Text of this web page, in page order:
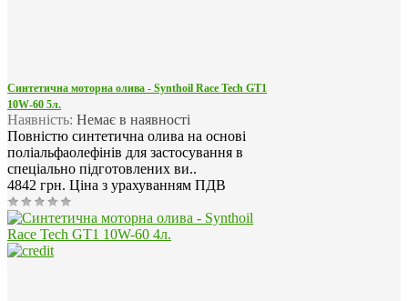
Синтетична моторна олива - Synthoil Race Tech GT1
10W-60 5л.
Наявність: Немає в наявності
Повністю синтетична олива на основі
поліальфаолефінів для застосування в
спеціально підготовлених ви..
4842 грн. Ціна з урахуванням ПДВ